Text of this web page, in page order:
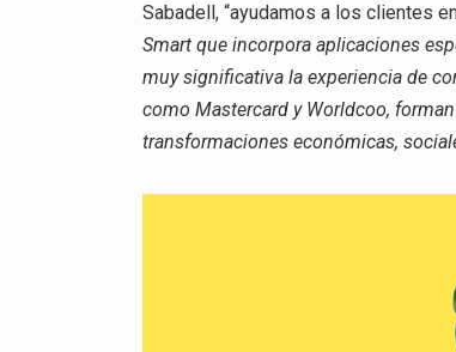
Sabadell, “ayudamos a los clientes
Smart que incorpora aplicaciones
muy significativa la experiencia de
como Mastercard y Worldcoo,
transformaciones económicas,